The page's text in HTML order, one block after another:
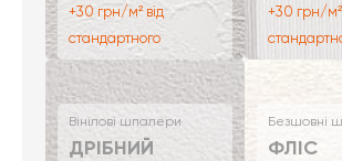
+30 грн/м² від
стандартного
+30 грн/м²
Вінілові шпалери
ДРІБНИЙ
Безшовні
ФЛІС